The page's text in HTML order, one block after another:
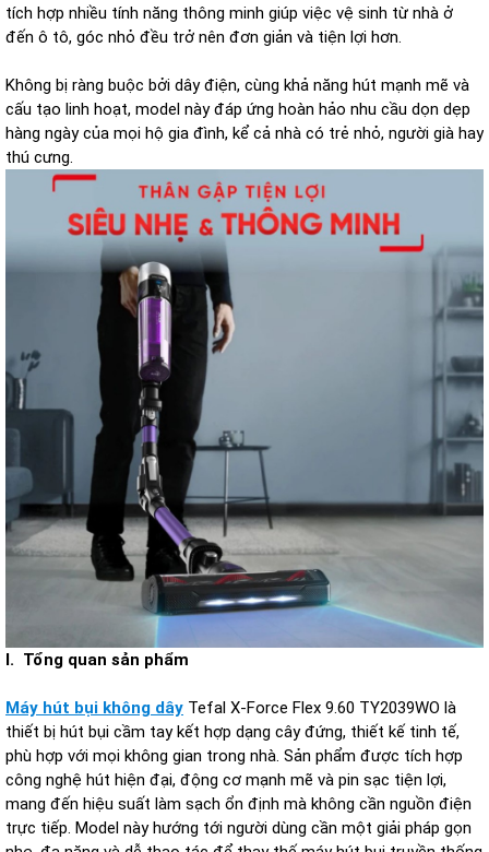
tích hợp nhiều tính năng thông minh giúp việc vệ sinh từ nhà ở
đến ô tô, góc nhỏ đều trở nên đơn giản và tiện lợi hơn.
Không bị ràng buộc bởi dây điện, cùng khả năng hút mạnh mẽ và
cấu tạo linh hoạt, model này đáp ứng hoàn hảo nhu cầu dọn dẹp
hàng ngày của mọi hộ gia đình, kể cả nhà có trẻ nhỏ, người già hay
thú cưng.
I. Tổng quan sản phẩm
Máy hút bụi không dây Tefal X-Force Flex 9.60 TY2039WO là
thiết bị hút bụi cầm tay kết hợp dạng cây đứng, thiết kế tinh tế,
phù hợp với mọi không gian trong nhà. Sản phẩm được tích hợp
công nghệ hút hiện đại, động cơ mạnh mẽ và pin sạc tiện lợi,
mang đến hiệu suất làm sạch ổn định mà không cần nguồn điện
trực tiếp. Model này hướng tới người dùng cần một giải pháp gọn